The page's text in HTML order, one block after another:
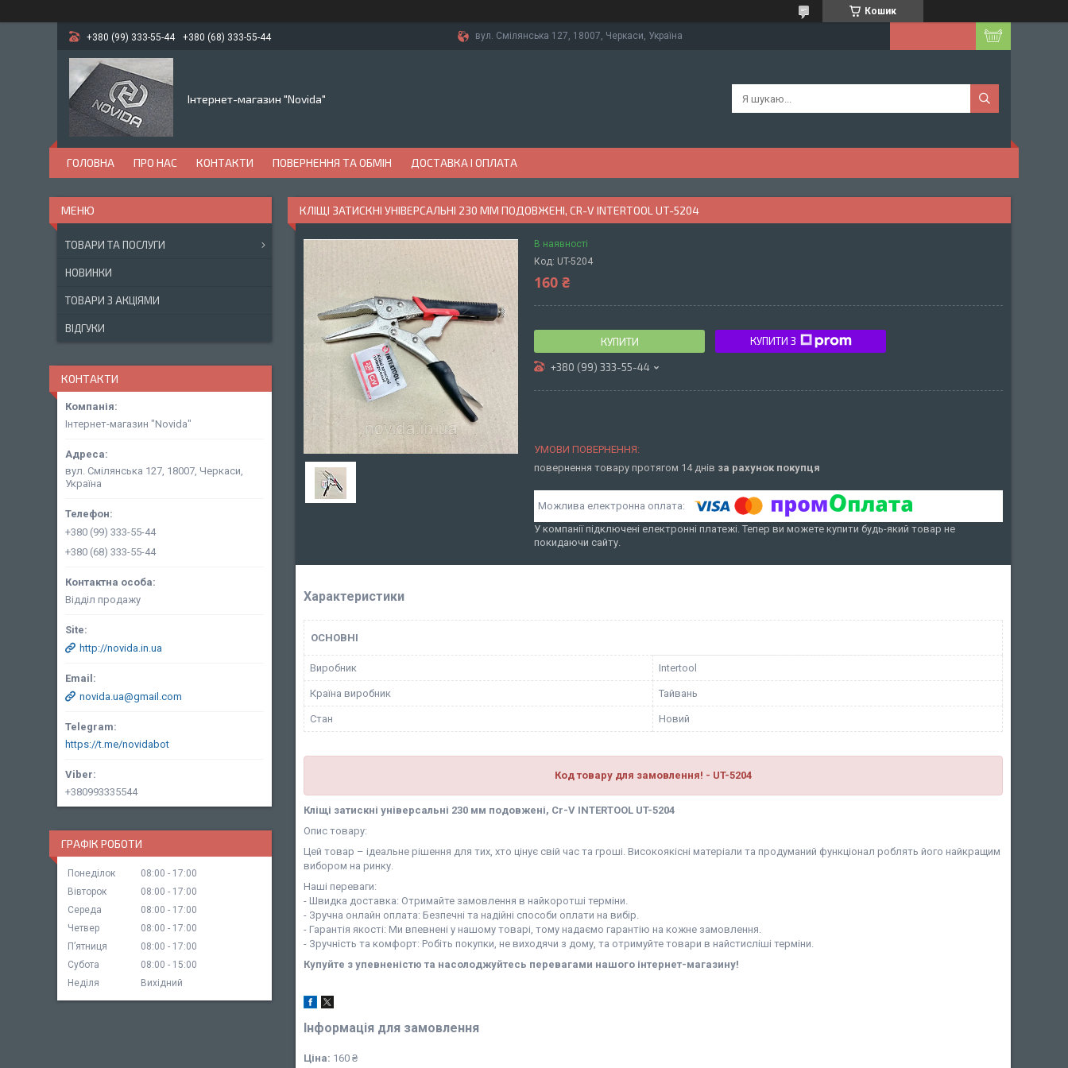
Кошик
+380 (99) 333-55-44 +380 (68) 333-55-44 вул. Смілянська 127, 18007, Черкаси, Україна
Інтернет-магазин "Novida"
ГОЛОВНА ПРО НАС КОНТАКТИ ПОВЕРНЕННЯ ТА ОБМІН ДОСТАВКА І ОПЛАТА
КЛІЩІ ЗАТИСКНІ УНІВЕРСАЛЬНІ 230 ММ ПОДОВЖЕНІ, CR-V INTERTOOL UT-5204
В наявності
Код: UT-5204
160 ₴
КУПИТИ КУПИТИ З
+380 (99) 333-55-44
повернення товару протягом 14 днів за рахунок покупця
У компанії підключені електронні платежі. Тепер ви можете купити будь-який товар не
покидаючи сайту.
Характеристики
ОСНОВНІ
Виробник Intertool
Країна виробник Тайвань
Стан Новий
Код товару для замовлення! - UT-5204
Кліщі затискні універсальні 230 мм подовжені, Cr-V INTERTOOL UT-5204
Опис товару:
Цей товар – ідеальне рішення для тих, хто цінує свій час та гроші. Високоякісні матеріали та продуманий функціонал роблять його найкращим
вибором на ринку.
Наші переваги:
- Швидка доставка: Отримайте замовлення в найкоротші терміни.
- Зручна онлайн оплата: Безпечні та надійні способи оплати на вибір.
- Гарантія якості: Ми впевнені у нашому товарі, тому надаємо гарантію на кожне замовлення.
- Зручність та комфорт: Робіть покупки, не виходячи з дому, та отримуйте товари в найстисліші терміни.
Купуйте з упевненістю та насолоджуйтесь перевагами нашого інтернет-магазину!
Інформація для замовлення
Ціна: 160 ₴
ТОВАРИ ТА ПОСЛУГИ
НОВИНКИ
ТОВАРИ З АКЦІЯМИ
ВІДГУКИ
КОНТАКТИ
Інтернет-магазин "Novida"
вул. Смілянська 127, 18007, Черкаси,
Україна
+380 (99) 333-55-44
+380 (68) 333-55-44
Відділ продажу
http://novida.in.ua
novida.ua@gmail.com
https://t.me/novidabot
+380993335544
ГРАФІК РОБОТИ
Понеділок 08:00
17:00
Вівторок
08:00
17:00
Середа
08:00
17:00
Четвер
08:00
17:00
Пʼятниця
08:00
17:00
Субота
08:00
15:00
Неділя
Вихідний